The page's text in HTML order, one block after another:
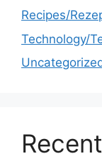
Recipes/
Technology/